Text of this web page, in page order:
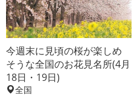
今週末に見頃の桜が楽しめ
そうな全国のお花見名所(4月
18日・19日)
全国